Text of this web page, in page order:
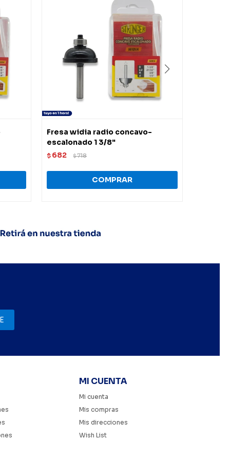
Fresa widia radio concavo-
escalonado 1 3/8"
$ 682 $718
MI CUENTA
Mi cuenta
Mis compras
Mis direcciones
Wish List